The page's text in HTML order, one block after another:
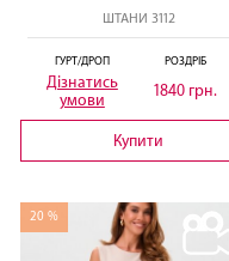
ШТАНИ 3112
ГУРТ/ДРОП
Дізнатись
умови
РОЗДРІБ
1840 грн.
Купити
20 %